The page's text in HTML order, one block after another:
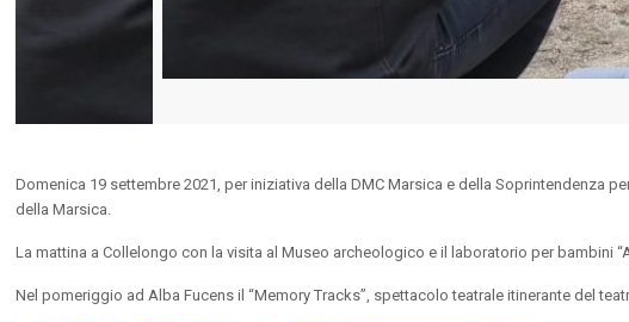
Domenica 19 settembre 2021, per iniziativa della DMC Marsica e della Soprintendenza
della Marsica.
La mattina a Collelongo con la visita al Museo archeologico e il laboratorio per bambini
Nel pomeriggio ad Alba Fucens il “Memory Tracks”, spettacolo teatrale itinerante del